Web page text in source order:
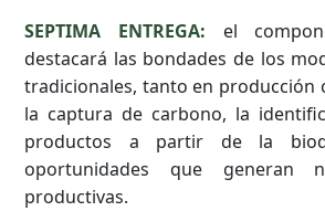
SEPTIMA ENTREGA: el
destacará las bondades de los
tradicionales, tanto en producción
la captura de carbono, la
productos a partir de la
oportunidades que generan
productivas.